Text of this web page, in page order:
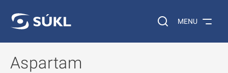
Vyhledávání na
MENU
Aspartam